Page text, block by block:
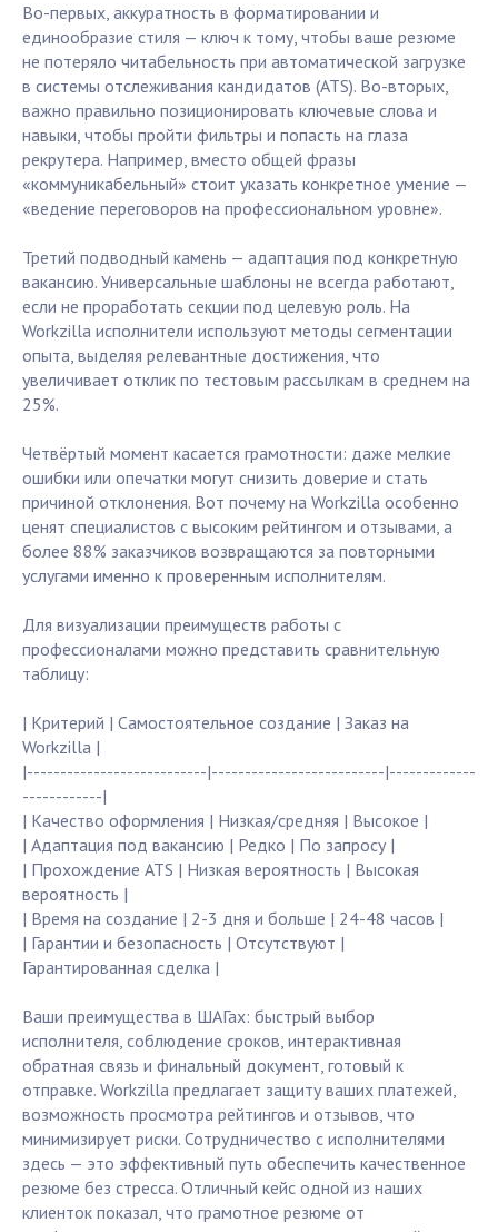
Во-первых, аккуратность в форматировании и
единообразие стиля — ключ к тому, чтобы ваше резюме
не потеряло читабельность при автоматической загрузке
в системы отслеживания кандидатов (ATS). Во-вторых,
важно правильно позиционировать ключевые слова и
навыки, чтобы пройти фильтры и попасть на глаза
рекрутера. Например, вместо общей фразы
«коммуникабельный» стоит указать конкретное умение —
«ведение переговоров на профессиональном уровне».
Третий подводный камень — адаптация под конкретную
вакансию. Универсальные шаблоны не всегда работают,
если не проработать секции под целевую роль. На
Workzilla исполнители используют методы сегментации
опыта, выделяя релевантные достижения, что
увеличивает отклик по тестовым рассылкам в среднем на
25%.
Четвёртый момент касается грамотности: даже мелкие
ошибки или опечатки могут снизить доверие и стать
причиной отклонения. Вот почему на Workzilla особенно
ценят специалистов с высоким рейтингом и отзывами, а
более 88% заказчиков возвращаются за повторными
услугами именно к проверенным исполнителям.
Для визуализации преимуществ работы с
профессионалами можно представить сравнительную
таблицу:
| Критерий | Самостоятельное создание | Заказ на
Workzilla |
|---------------------------|--------------------------|-------------
------------|
| Качество оформления | Низкая/средняя | Высокое |
| Адаптация под вакансию | Редко | По запросу |
| Прохождение ATS | Низкая вероятность | Высокая
вероятность |
| Время на создание | 2-3 дня и больше | 24-48 часов |
| Гарантии и безопасность | Отсутствуют |
Гарантированная сделка |
Ваши преимущества в ШАГах: быстрый выбор
исполнителя, соблюдение сроков, интерактивная
обратная связь и финальный документ, готовый к
отправке. Workzilla предлагает защиту ваших платежей,
возможность просмотра рейтингов и отзывов, что
минимизирует риски. Сотрудничество с исполнителями
здесь — это эффективный путь обеспечить качественное
резюме без стресса. Отличный кейс одной из наших
клиенток показал, что грамотное резюме от